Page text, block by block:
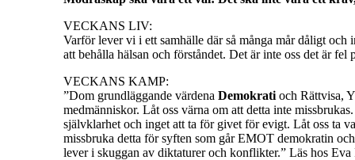
VECKANS LIV:
Varför lever vi i ett samhälle där så många mår dåligt
att behålla hälsan och förståndet. Det är inte oss det är
VECKANS KAMP:
”Dom grundläggande värdena Demokrati och Rättvisa,
medmänniskor. Låt oss värna om att detta inte
självklarhet och inget att ta för givet för evigt. Låt oss ta
missbruka detta för syften som går EMOT demokratin
lever i skuggan av diktaturer och konflikter.” Läs hos